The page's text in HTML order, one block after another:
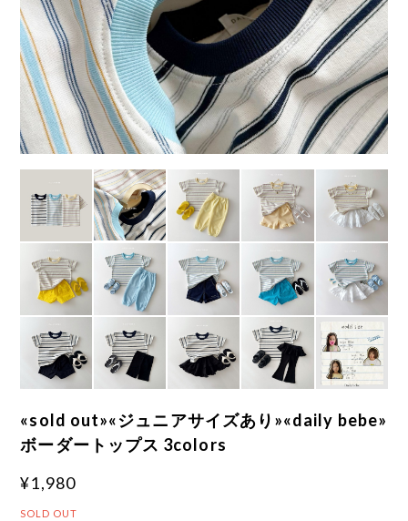
«sold out»«ジュニアサイズあり»«daily bebe»
ボーダートップス 3colors
¥1,980
SOLD OUT